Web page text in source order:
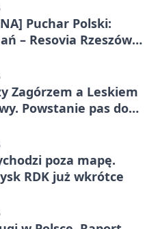
Puchar Polski:
– Resovia Rzeszów
Zagórzem a Leskiem
Powstanie pas do
poza mapę.
RDK już wkrótce